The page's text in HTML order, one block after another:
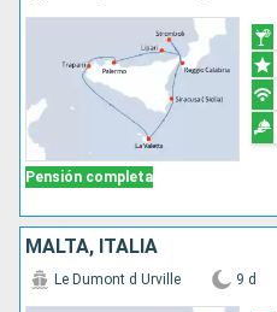
Pensión completa
MALTA, ITALIA
Le Dumont d Urville 9 d